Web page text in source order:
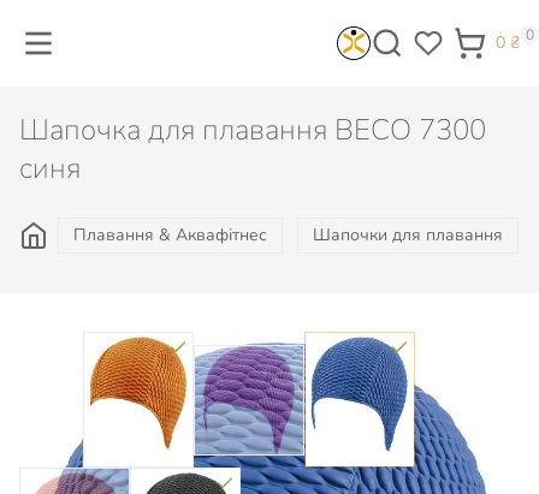
0 ₴ 0
Шапочка для плавання BECO 7300
синя
Плавання & Аквафітнес Шапочки для плавання